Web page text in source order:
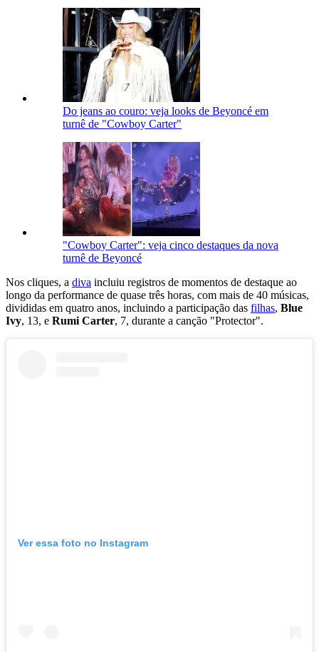
Do jeans ao couro: veja looks de Beyoncé em
turnê de "Cowboy Carter"
"Cowboy Carter": veja cinco destaques da nova
turnê de Beyoncé
Nos cliques, a diva incluiu registros de momentos de destaque ao
longo da performance de quase três horas, com mais de 40 músicas,
divididas em quatro anos, incluindo a participação das filhas, Blue
Ivy, 13, e Rumi Carter, 7, durante a canção "Protector".
Ver essa foto no Instagram